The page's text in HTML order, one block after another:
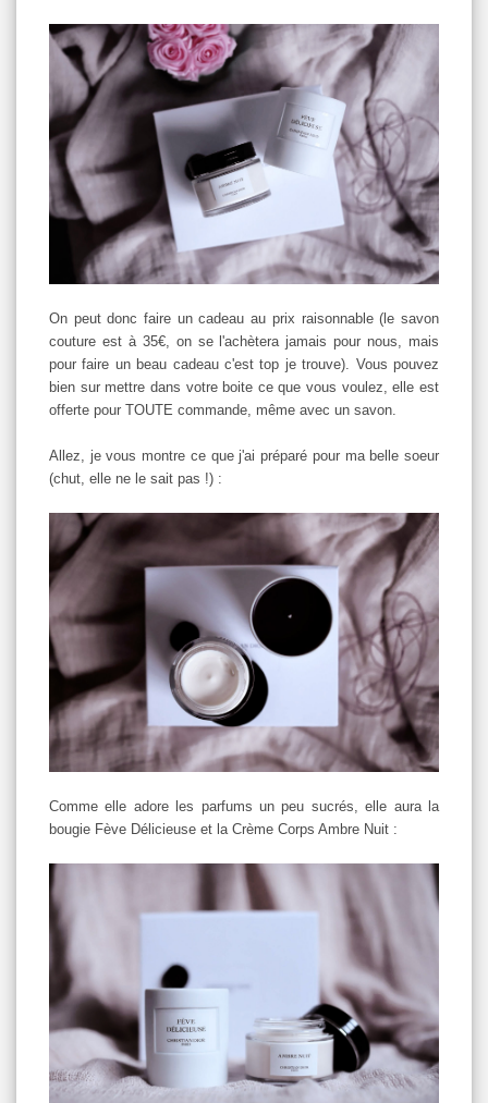
On peut donc faire un cadeau au prix raisonnable (le savon
couture est à 35€, on se l'achètera jamais pour nous, mais
pour faire un beau cadeau c'est top je trouve). Vous pouvez
bien sur mettre dans votre boite ce que vous voulez, elle est
offerte pour TOUTE commande, même avec un savon.
Allez, je vous montre ce que j'ai préparé pour ma belle soeur
(chut, elle ne le sait pas !) :
Comme elle adore les parfums un peu sucrés, elle aura la
bougie Fève Délicieuse et la Crème Corps Ambre Nuit :